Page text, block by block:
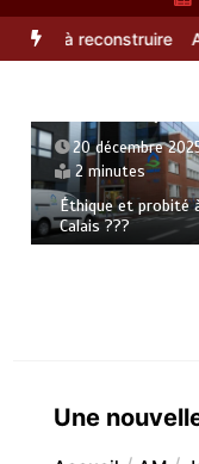
à reconstruire A
20 décembre
2 minutes
Éthique et probité
Calais ???
Une